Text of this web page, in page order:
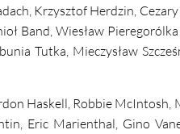
Krzysztof Herdzin,
Band, Wiesław
Tutka, Mieczysław
Haskell, Robbie McIntosh,
Eric Marienthal, Gino